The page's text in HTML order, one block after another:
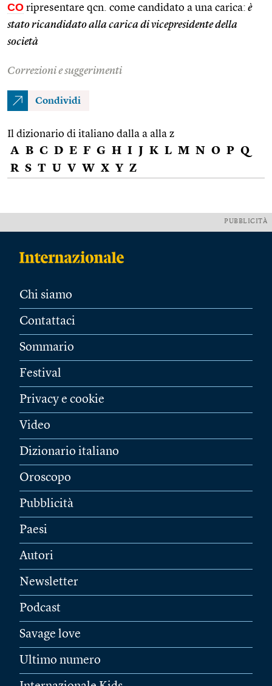
CO ripresentare qcn. come candidato a una carica: è
stato ricandidato alla carica di vicepresidente della
società
Correzioni e suggerimenti
Condividi
Il dizionario di italiano dalla a alla z
A B C D E F G H I J K L M N O P Q
R S T U V W X Y Z
PUBBLICITÀ
Chi siamo
Contattaci
Sommario
Festival
Privacy e cookie
Video
Dizionario italiano
Oroscopo
Pubblicità
Paesi
Autori
Newsletter
Podcast
Savage love
Ultimo numero